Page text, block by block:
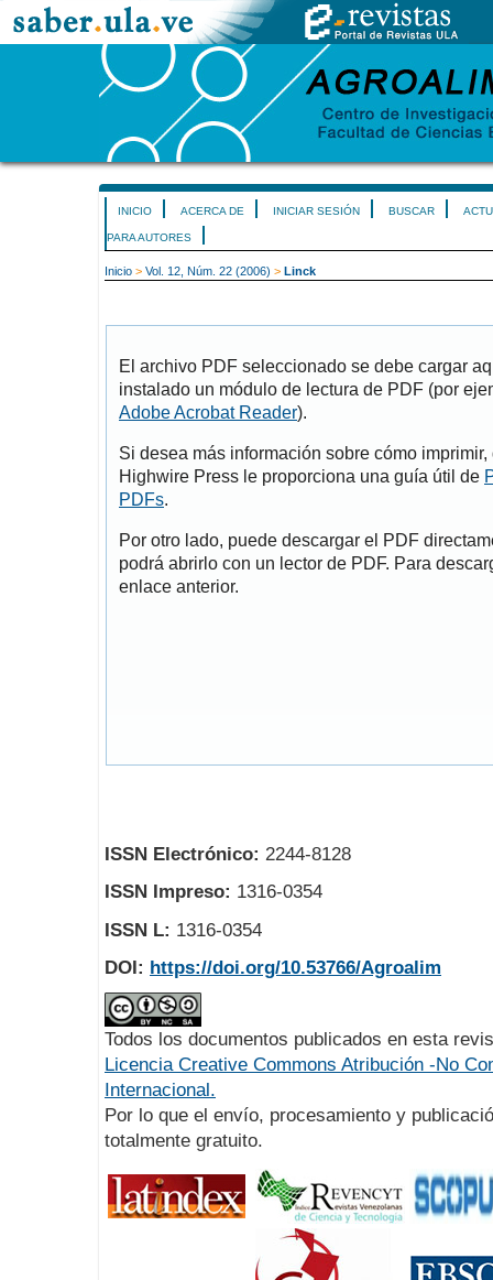
INICIO ACERCA DE INICIAR SESIÓN BUSCAR
PARA AUTORES
Inicio > Vol. 12, Núm. 22 (2006) > Linck
El archivo PDF seleccionado se debe cargar
instalado un módulo de lectura de PDF (por
Adobe Acrobat Reader).
Si desea más información sobre cómo
Highwire Press le proporciona una guía útil de
PDFs.
Por otro lado, puede descargar el PDF
podrá abrirlo con un lector de PDF. Para
enlace anterior.
ISSN Electrónico: 2244-8128
ISSN Impreso: 1316-0354
ISSN L: 1316-0354
DOI: https://doi.org/10.53766/Agroalim
Todos los documentos publicados en esta
Licencia Creative Commons Atribución -No
Internacional.
Por lo que el envío, procesamiento y
totalmente gratuito.